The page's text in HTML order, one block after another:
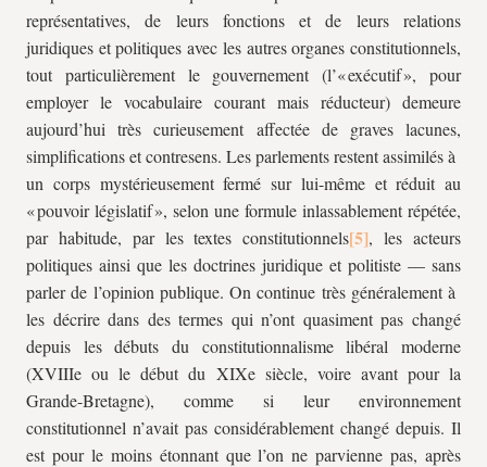
représentatives, de leurs fonctions et de leurs relations
juridiques et politiques avec les autres organes constitutionnels,
tout particulièrement le gouvernement (l’« exécutif », pour
employer le vocabulaire courant mais réducteur) demeure
aujourd’hui très curieusement affectée de graves lacunes,
simplifications et contresens. Les parlements restent assimilés à
un corps mystérieusement fermé sur lui-même et réduit au
« pouvoir législatif », selon une formule inlassablement répétée,
par habitude, par les textes constitutionnels
, les acteurs
politiques ainsi que les doctrines juridique et politiste — sans
parler de l’opinion publique. On continue très généralement à
les décrire dans des termes qui n’ont quasiment pas changé
depuis les débuts du constitutionnalisme libéral moderne
(XVIIIe ou le début du XIXe siècle, voire avant pour la
Grande-Bretagne), comme si leur environnement
constitutionnel n’avait pas considérablement changé depuis. Il
est pour le moins étonnant que l’on ne parvienne pas, après